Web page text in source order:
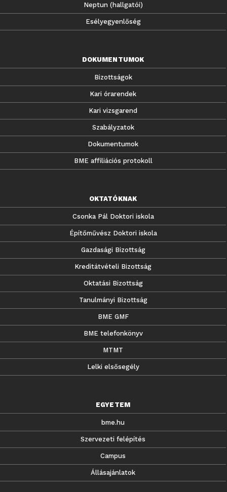
Neptun (hallgatói)
Esélyegyenlőség
DOKUMENTUMOK
Bizottságok
Kari órarendek
Kari vizsgarend
Szabályzatok
Dokumentumok
BME affiliációs protokoll
OKTATÓKNAK
Csonka Pál Doktori iskola
Építőművész Doktori iskola
Gazdasági Bizottság
Kreditátvételi Bizottság
Oktatási Bizottság
Tanulmányi Bizottság
BME GMF
BME telefonkönyv
MTMT
Lelki elsősegély
EGYETEM
bme.hu
Szervezeti felépítés
Campus
Állásajánlatok